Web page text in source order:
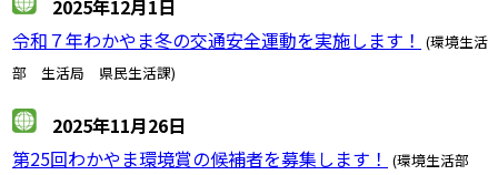
2025年12月1日
令和７年わかやま冬の交通安全運動を実施します！ (環境生活
部 生活局 県民生活課)
2025年11月26日
第25回わかやま環境賞の候補者を募集します！ (環境生活部